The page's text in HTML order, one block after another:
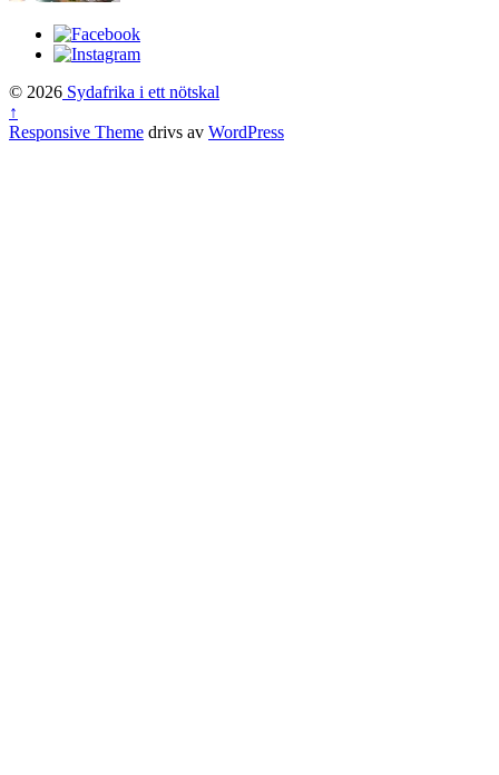
© 2026 Sydafrika i ett nötskal
↑
Responsive Theme drivs av WordPress